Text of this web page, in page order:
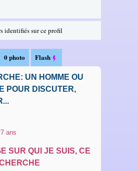
identifiés sur ce profil
UN HOMME OU
POUR DISCUTER,
ans
SUR QUI JE SUIS, CE
0 photo Flash